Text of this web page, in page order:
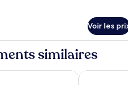
Voir les
similaires
City Centre aletto Hotel